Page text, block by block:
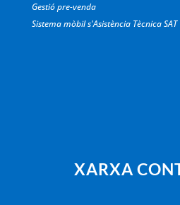
Gestió pre-venda
Sistema mòbil s'Asistència Tècnica SAT
XARXA